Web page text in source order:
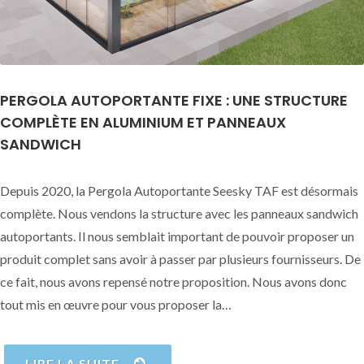
PERGOLA AUTOPORTANTE FIXE : UNE STRUCTURE
COMPLÈTE EN ALUMINIUM ET PANNEAUX
SANDWICH
Depuis 2020, la Pergola Autoportante Seesky TAF est désormais
complète. Nous vendons la structure avec les panneaux sandwich
autoportants. Il nous semblait important de pouvoir proposer un
produit complet sans avoir à passer par plusieurs fournisseurs. De
ce fait, nous avons repensé notre proposition. Nous avons donc
tout mis en œuvre pour vous proposer la…